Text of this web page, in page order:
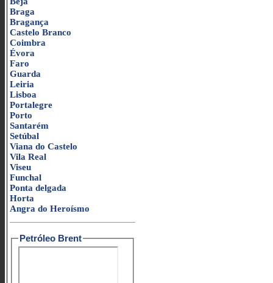
Braga
Bragança
Castelo Branco
Coimbra
Évora
Faro
Guarda
Leiria
Lisboa
Portalegre
Porto
Santarém
Setúbal
Viana do Castelo
Vila Real
Viseu
Funchal
Ponta delgada
Horta
Angra do Heroísmo
Petróleo Brent